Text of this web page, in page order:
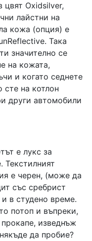
цвят Oxidsilver,
лайстни на
кожа (опция) е
Така
значително се
на кожата,
и когато седнете
сте на котлон
други автомобили
е лукс за
Текстилният
е черен, (може да
със сребрист
в студено време.
потоп и въпреки,
изведнъж
да пробие?